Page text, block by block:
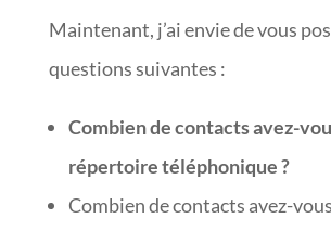
Maintenant, j’ai envie de vous
questions suivantes :
Combien de contacts avez-
répertoire téléphonique ?
Combien de contacts avez-